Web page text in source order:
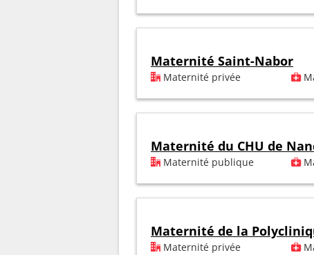
Maternité Saint-Nabor
Maternité privée
Maternité du CHU de
Maternité publique
Maternité de la
Maternité privée